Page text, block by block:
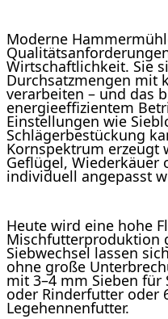
Moderne
Wirtschaftlichkeit. Sie
Durchsatzmengen mit
verarbeiten – und das
energieeffizientem
Einstellungen wie
Schlägerbestückung
Kornspektrum erzeugt
Geflügel, Wiederkäuer
individuell angepasst
Heute wird eine hohe
Mischfutterproduktion
Siebwechsel lassen
ohne große
mit 3–4 mm Sieben für
oder Rinderfutter oder
Legehennenfutter.